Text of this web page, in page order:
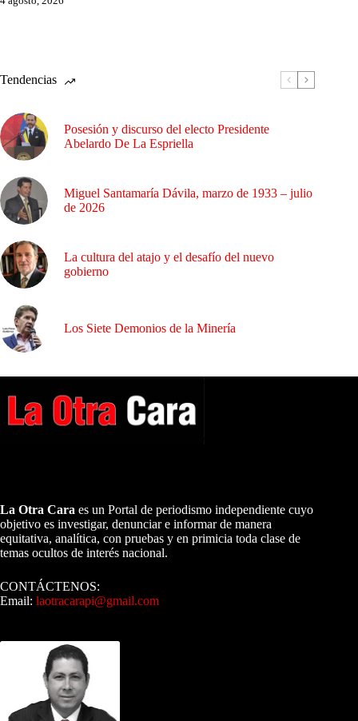
Tendencias
Posesión y discurso del electo Presidente
Abelardo De La Espriella
Miguel Santamaría Dávila, marzo de 1933 – julio
de 2026
La cultura del atajo y el desafío del nuevo
gobierno
Los Siete Demonios de la Minería
La Otra Cara es un Portal de periodismo independiente cuyo
objetivo es investigar, denunciar e informar de manera
equitativa, analítica, con pruebas y en primicia toda clase de
temas ocultos de interés nacional.
CONTÁCTENOS:
Email: laotracarapi@gmail.com